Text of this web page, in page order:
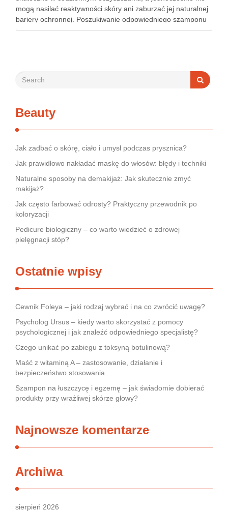
mogą nasilać reaktywności skóry ani zaburzać jej naturalnej
bariery ochronnej. Poszukiwanie odpowiedniego szamponu
bywa dla wielu pacjentów procesem długim i frustrującym, bo
Beauty
Jak zadbać o skórę, ciało i umysł podczas prysznica?
Jak prawidłowo nakładać maskę do włosów: błędy i techniki
Naturalne sposoby na demakijaż: Jak skutecznie zmyć
makijaż?
Jak często farbować odrosty? Praktyczny przewodnik po
koloryzacji
Pedicure biologiczny – co warto wiedzieć o zdrowej
pielęgnacji stóp?
Ostatnie wpisy
Cewnik Foleya – jaki rodzaj wybrać i na co zwrócić uwagę?
Psycholog Ursus – kiedy warto skorzystać z pomocy
psychologicznej i jak znaleźć odpowiedniego specjalistę?
Czego unikać po zabiegu z toksyną botulinową?
Maść z witaminą A – zastosowanie, działanie i
bezpieczeństwo stosowania
Szampon na łuszczycę i egzemę – jak świadomie dobierać
produkty przy wrażliwej skórze głowy?
Najnowsze komentarze
Archiwa
sierpień 2026